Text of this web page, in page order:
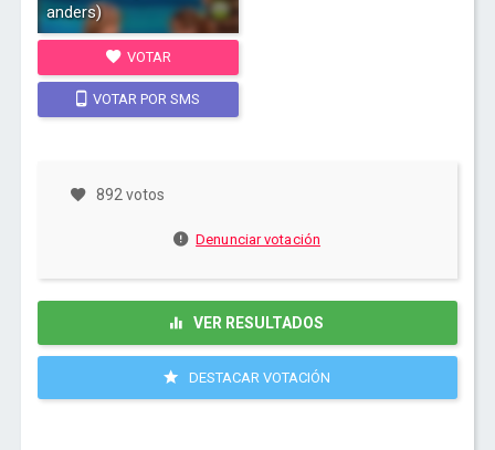
anders)
VOTAR
VOTAR POR SMS
892 votos
Denunciar votación
VER RESULTADOS
DESTACAR VOTACIÓN